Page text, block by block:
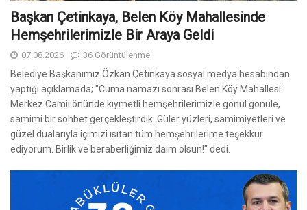
Başkan Çetinkaya, Belen Köy Mahallesinde
Hemşehrilerimizle Bir Araya Geldi
07.08.2026 36 Görüntülenme
Belediye Başkanımız Özkan Çetinkaya sosyal medya hesabından
yaptığı açıklamada; "Cuma namazı sonrası Belen Köy Mahallesi
Merkez Camii önünde kıymetli hemşehrilerimizle gönül gönüle,
samimi bir sohbet gerçekleştirdik. Güler yüzleri, samimiyetleri ve
güzel dualarıyla içimizi ısıtan tüm hemşehrilerime teşekkür
ediyorum. Birlik ve beraberliğimiz daim olsun!" dedi.